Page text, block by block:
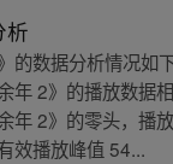
析
的数据分析情况如
年 2》的播放数据
年 2》的零头，播
效播放峰值 54...